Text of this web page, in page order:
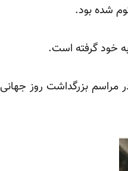
شده بود.
خود گرفته است.
که در مراسم بزرگداشت روز جهانی